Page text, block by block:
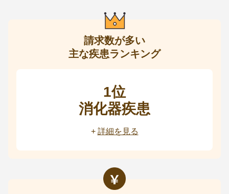
請求数が多い
主な疾患ランキング
1位
消化器疾患
+ 詳細を見る